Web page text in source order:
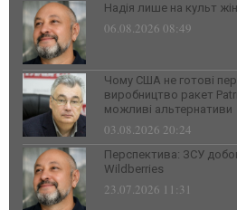
Надія лише на культ
06.08.2026 08:49
Чому США не готові
виробництво ракет
можливі альтернативи
03.08.2026 20:24
Перспектива: ЗСУ
Wildberries
23.07.2026 11:31